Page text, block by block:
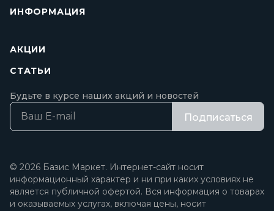
ИНФОРМАЦИЯ
АКЦИИ
СТАТЬИ
Будьте в курсе наших акций и новостей
Подписаться
© 2026 Базис Маркет. Интернет-сайт носит
информационный характер и ни при каких условиях не
является публичной офертой. Вся информация о товарах
и оказываемых услугах, включая цены, носит